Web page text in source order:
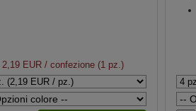
2,19 EUR / confezione (1 pz.)